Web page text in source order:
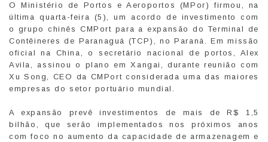
O Ministério de Portos e Aeroportos (MPor) firmou, na
última quarta-feira (5), um acordo de investimento com
o grupo chinês CMPort para a expansão do Terminal de
Contêineres de Paranaguá (TCP), no Paraná. Em missão
oficial na China, o secretário nacional de portos, Alex
Avila, assinou o plano em Xangai, durante reunião com
Xu Song, CEO da CMPort considerada uma das maiores
empresas do setor portuário mundial.
A expansão prevê investimentos de mais de R$ 1,5
bilhão, que serão implementados nos próximos anos
com foco no aumento da capacidade de armazenagem e